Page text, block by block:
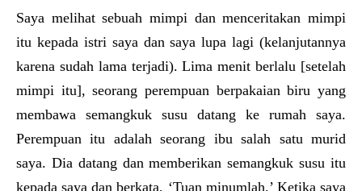
Saya melihat sebuah mimpi dan menceritakan mimpi
itu kepada istri saya dan saya lupa lagi (kelanjutannya
karena sudah lama terjadi). Lima menit berlalu [setelah
mimpi itu], seorang perempuan berpakaian biru yang
membawa semangkuk susu datang ke rumah saya.
Perempuan itu adalah seorang ibu salah satu murid
saya. Dia datang dan memberikan semangkuk susu itu
kepada saya dan berkata, ‘Tuan minumlah.’ Ketika saya